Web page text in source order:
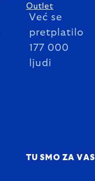
Već se
pretplatilo
177 000
ljudi
Outlet
TU SMO ZA VAS